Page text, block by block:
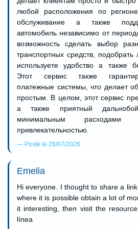
любой расположения по
обслуживание а также
автомобиль независимо от
возможность сделать выбор
транспортных средств,
используете удобство а также
Этот сервис также
платежные системы, что делает
простым. В целом, этот сервис
а также приятный
минимальным расходами
привлекательностью.
Posté le 26/07/2026
Emelia
Hi everyone. I thought to share a
where it is possible obtain a lot of
it interesting, then visit the
línea